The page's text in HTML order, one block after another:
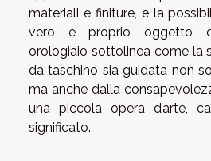
materiali e finiture, e la
vero e proprio oggetto
orologiaio sottolinea come la
da taschino sia guidata non
ma anche dalla
una piccola opera d’arte,
significato.